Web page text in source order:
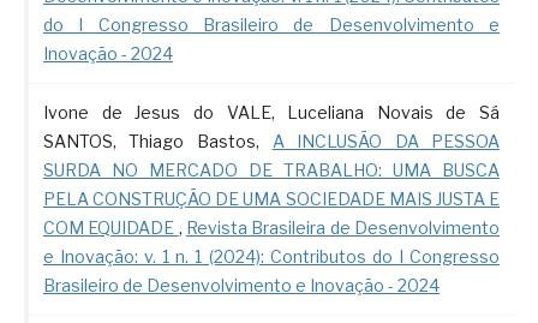
do I Congresso Brasileiro de Desenvolvimento e
Inovação - 2024
Ivone de Jesus do VALE, Luceliana Novais de Sá
SANTOS, Thiago Bastos, A INCLUSÃO DA PESSOA
SURDA NO MERCADO DE TRABALHO: UMA BUSCA
PELA CONSTRUÇÃO DE UMA SOCIEDADE MAIS JUSTA E
COM EQUIDADE , Revista Brasileira de Desenvolvimento
e Inovação: v. 1 n. 1 (2024): Contributos do I Congresso
Brasileiro de Desenvolvimento e Inovação - 2024